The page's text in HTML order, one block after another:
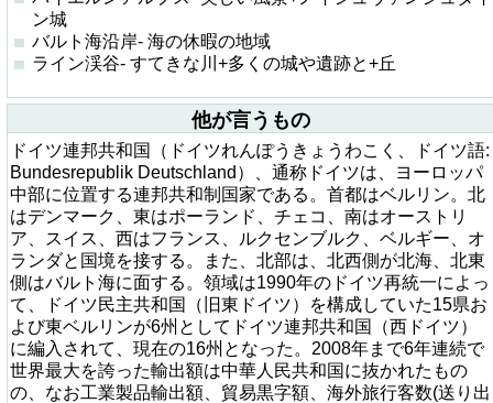
ン城
バルト海沿岸- 海の休暇の地域
ライン渓谷- すてきな川+多くの城や遺跡と+丘
他が言うもの
ドイツ連邦共和国（ドイツれんぽうきょうわこく、ドイツ語:
Bundesrepublik Deutschland）、通称ドイツは、ヨーロッパ
中部に位置する連邦共和制国家である。首都はベルリン。北
はデンマーク、東はポーランド、チェコ、南はオーストリ
ア、スイス、西はフランス、ルクセンブルク、ベルギー、オ
ランダと国境を接する。また、北部は、北西側が北海、北東
側はバルト海に面する。領域は1990年のドイツ再統一によっ
て、ドイツ民主共和国（旧東ドイツ）を構成していた15県お
よび東ベルリンが6州としてドイツ連邦共和国（西ドイツ）
に編入されて、現在の16州となった。2008年まで6年連続で
世界最大を誇った輸出額は中華人民共和国に抜かれたもの
の、なお工業製品輸出額、貿易黒字額、海外旅行客数(送り出